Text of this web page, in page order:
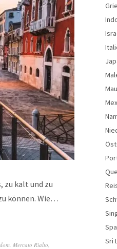
zu kalt und zu
können. Wie…
, Mercato Rialto,
Sri